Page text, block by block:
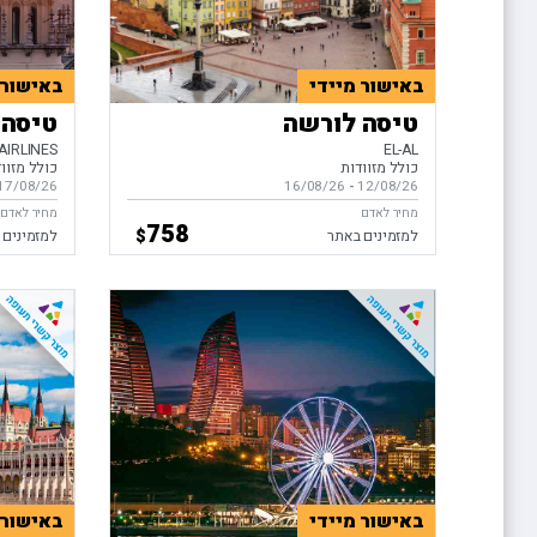
באישור מיידי
טיסה לורשה
EL-AL
בין התאריכים,
12/08/26
-
16/08/26
כולל מזוודות
למזמינים באתר
מחיר לאדם
$758
בין
08/26
כולל
מחיר לאדם
באישור מיידי